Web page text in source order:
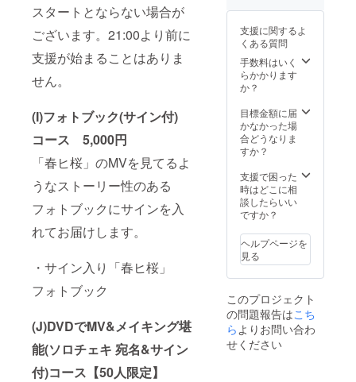
スタートとならない場合が
ございます。21:00より前に
支援が始まることはありま
せん。
(I)フォトブック(サイン付)
コース 5,000円
「春ヒ桜」のMVを見てるよ
うなストーリー性のある
フォトブックにサインを入
れてお届けします。
・サイン入り「春ヒ桜」
フォトブック
(J)DVDでMV&メイキング堪
能(ソロチェキ 宛名&サイン
付)コース 【50人限定】
了後
１ヶ月
ほど保
管させ
ていた
だき、
場合に
限り保
健所等
能性が
ござい
ます。
ご理解
のほど
しま
す。
として
露。
「春ヒ
桜」の
CDにサ
会場で
ご提
供。最
となり
ます。
イベン
ト終了
チェキ
撮影
し、そ
の場で
と宛名
を書か
せて頂
きま
す。 ※
なたが
るお名
前とサ
インを
入れた
米原の
チェキ
がセッ
トにな
りま
メイキ
ングはE
コース
とは異
容を予
定して
いま
す。 ※
に必ず
チェキ
に書い
て欲し
い「宛
支援に関するよ
くある質問
手数料はいく
らかかります
か？
目標金額に届
かなかった場
合どうなりま
すか？
支援で困った
時はどこに相
談したらいい
ですか？
ヘルプページを
見る
このプロジェクト
の問題報告はこち
ら よりお問い合わ
せください